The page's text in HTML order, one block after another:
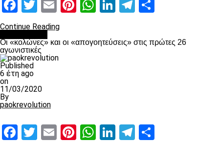
Facebook
Twitter
EmailPinterest
WhatsApp
LinkedInTelegram
Continue Reading
Οι «κολώνες» και οι «απογοητεύσεις» στις πρώτες 26
αγωνιστικές
Published
6 έτη ago
on
11/03/2020
By
paokrevolution
Facebook
Twitter
EmailPinterest
WhatsApp
LinkedIn
Telegram